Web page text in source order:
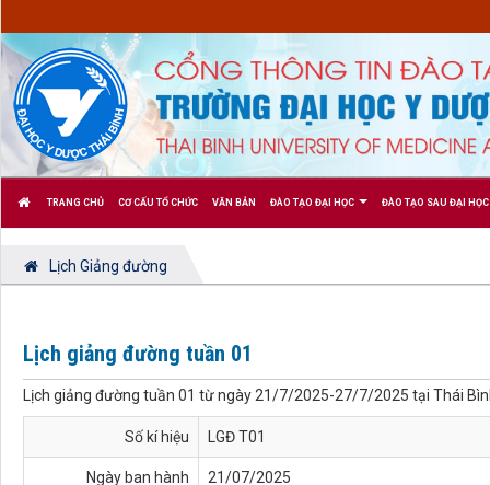
TRANG CHỦ CƠ CẤU TỔ CHỨC VĂN BẢN ĐÀO TẠO ĐẠI HỌC ĐÀO TẠO SAU ĐẠI HỌC
Lịch Giảng đường
Lịch giảng đường tuần 01
Lịch giảng đường tuần 01 từ ngày 21/7/2025-27/7/2025 tại Thái
Số kí hiệu LGĐ T01
Ngày ban hành 21/07/2025